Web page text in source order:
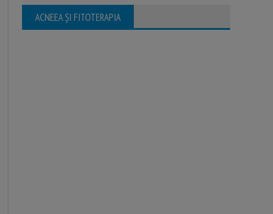
ACNEEA ȘI FITOTERAPIA